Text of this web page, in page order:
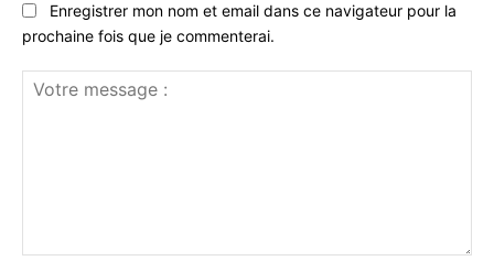
Enregistrer mon nom et email dans ce navigateur pour la
prochaine fois que je commenterai.